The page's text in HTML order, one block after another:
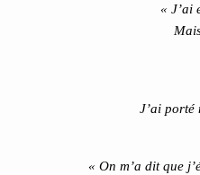
« J’ai
J’ai porté
« On m’a dit que